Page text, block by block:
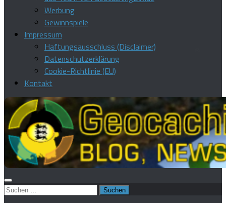
Werbung
Gewinnspiele
Impressum
Haftungsausschluss (Disclaimer)
Datenschutzerklärung
Cookie-Richtlinie (EU)
Kontakt
Suchen